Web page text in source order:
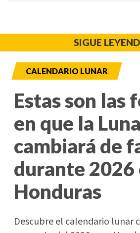
SIGUE
CALENDARIO LUNAR
Estas son las
en que la Luna
cambiará de
durante 2026
Honduras
Descubre el calendario lunar